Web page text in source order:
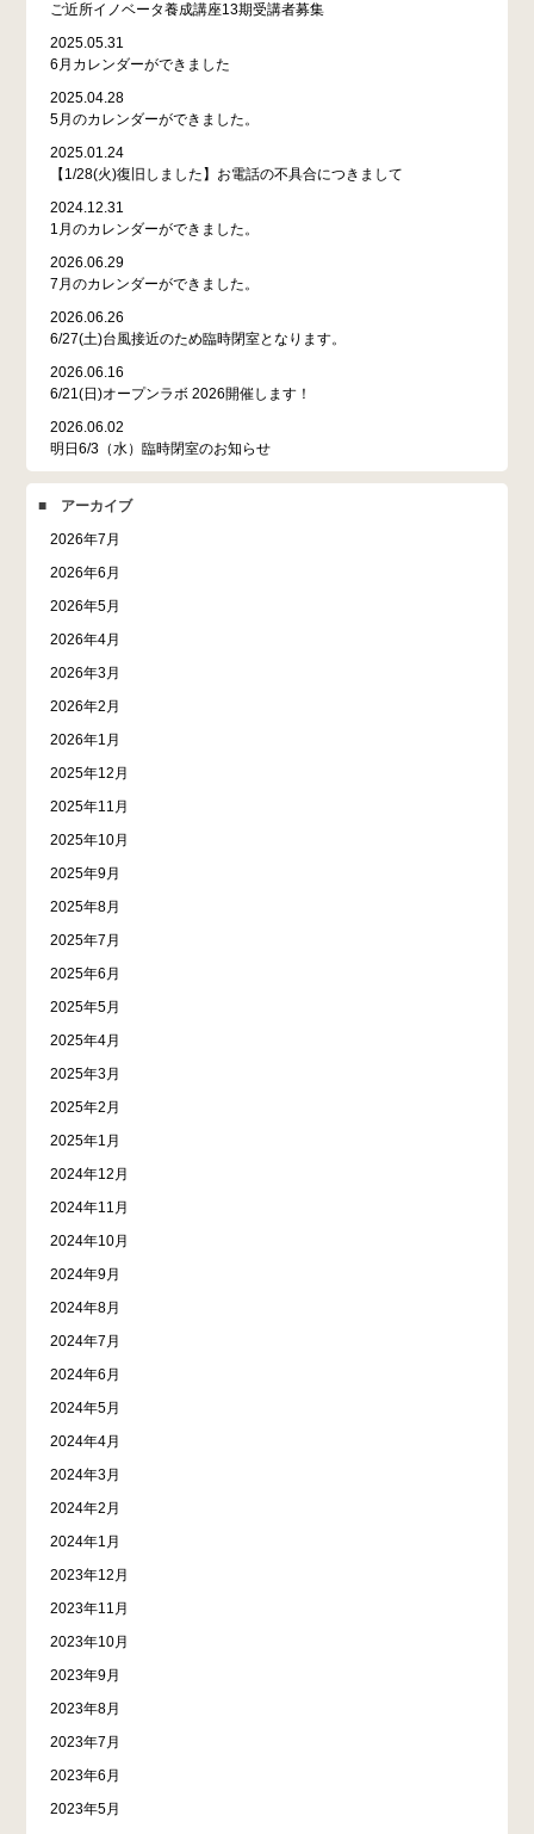
ご近所イノベータ養成講座13期受講者募集
2025.05.31
6月カレンダーができました
2025.04.28
5月のカレンダーができました。
2025.01.24
【1/28(火)復旧しました】お電話の不具合につきまして
2024.12.31
1月のカレンダーができました。
2026.06.29
7月のカレンダーができました。
2026.06.26
6/27(土)台風接近のため臨時閉室となります。
2026.06.16
6/21(日)オープンラボ 2026開催します！
2026.06.02
明日6/3（水）臨時閉室のお知らせ
■ アーカイブ
2026年7月
2026年6月
2026年5月
2026年4月
2026年3月
2026年2月
2026年1月
2025年12月
2025年11月
2025年10月
2025年9月
2025年8月
2025年7月
2025年6月
2025年5月
2025年4月
2025年3月
2025年2月
2025年1月
2024年12月
2024年11月
2024年10月
2024年9月
2024年8月
2024年7月
2024年6月
2024年5月
2024年4月
2024年3月
2024年2月
2024年1月
2023年12月
2023年11月
2023年10月
2023年9月
2023年8月
2023年7月
2023年6月
2023年5月